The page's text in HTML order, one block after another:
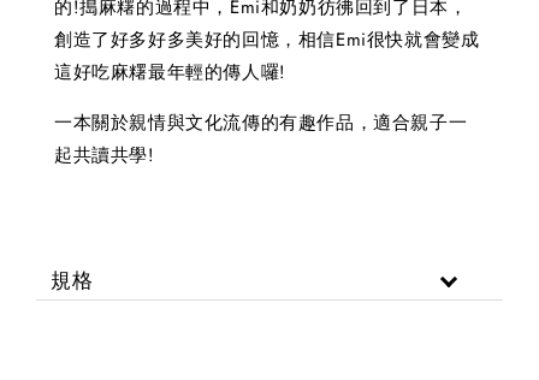
的!搗麻糬的過程中，Emi和奶奶彷彿回到了日本，
創造了好多好多美好的回憶，相信Emi很快就會變成
這好吃麻糬最年輕的傳人囉!
一本關於親情與文化流傳的有趣作品，適合親子一
起共讀共學!
規格